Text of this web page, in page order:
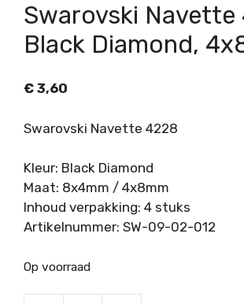
Swarovski Navette
Black Diamond,
€ 3,60
Swarovski Navette 4228
Kleur: Black Diamond
Maat: 8x4mm / 4x8mm
Inhoud verpakking: 4 stuks
Artikelnummer: SW-09-02-012
Op voorraad